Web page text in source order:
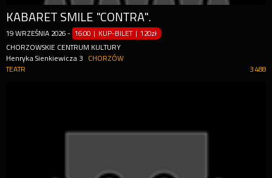
KABARET SMILE "CONTRA".
19 WRZEŚNIA 2026 - 16:00 | KUP-BILET |120zł
CHORZOWSKIE CENTRUM KULTURY
Henryka Sienkiewicza 3
CHORZÓW
3 488
TEATR